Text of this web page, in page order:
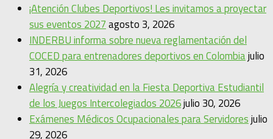
¡Atención Clubes Deportivos! Les invitamos a proyectar
sus eventos 2027agosto 3, 2026
INDERBU informa sobre nueva reglamentación del
COCED para entrenadores deportivos en Colombiajulio
31, 2026
Alegría y creatividad en la Fiesta Deportiva Estudiantil
de los Juegos Intercolegiados 2026julio 30, 2026
Exámenes Médicos Ocupacionales para Servidoresjulio
29, 2026